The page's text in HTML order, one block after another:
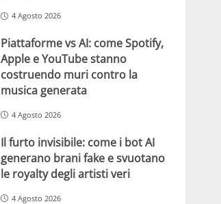
4 Agosto 2026
Piattaforme vs AI: come Spotify,
Apple e YouTube stanno
costruendo muri contro la
musica generata
4 Agosto 2026
Il furto invisibile: come i bot AI
generano brani fake e svuotano
le royalty degli artisti veri
4 Agosto 2026